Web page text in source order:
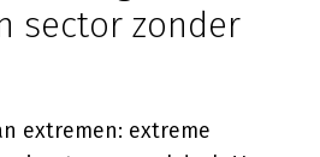
sector zonder
extremen: extreme